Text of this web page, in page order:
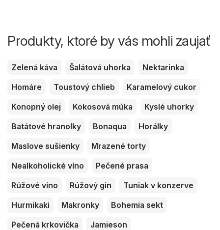
Produkty, ktoré by vás mohli zaujať
Zelená káva Šalátová uhorka
Nektarinka
Homáre
Toustový chlieb
Karamelový cukor
Konopný olej
Kokosová múka
Kyslé uhorky
Batátové hranolky
Bonaqua
Horálky
Maslove sušienky
Mrazené torty
Nealkoholické víno
Pečené prasa
Rúžové víno
Rúžový gin
Tuniak v konzerve
Hurmikaki
Makronky
Bohemia sekt
Pečená krkovička
Jamieson